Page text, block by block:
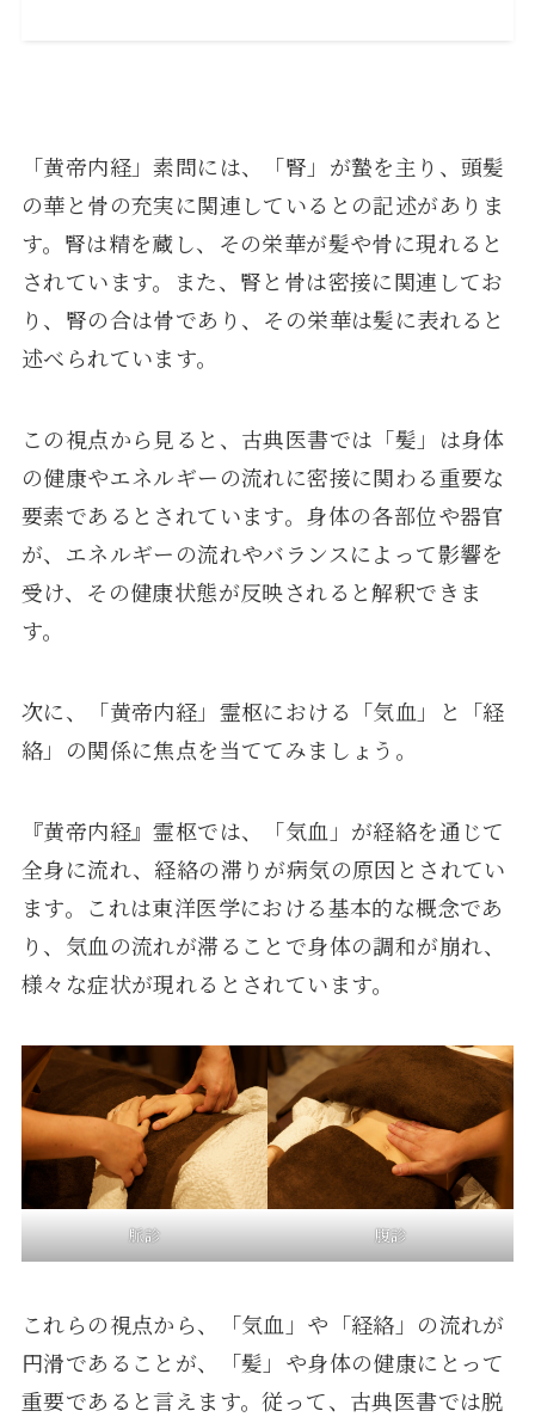
「黄帝内経」素問には、「腎」が蟄を主り、頭髪
の華と骨の充実に関連しているとの記述がありま
す。腎は精を蔵し、その栄華が髪や骨に現れると
されています。また、腎と骨は密接に関連してお
り、腎の合は骨であり、その栄華は髪に表れると
述べられています。
この視点から見ると、古典医書では「髪」は身体
の健康やエネルギーの流れに密接に関わる重要な
要素であるとされています。身体の各部位や器官
が、エネルギーの流れやバランスによって影響を
受け、その健康状態が反映されると解釈できま
す。
次に、「黄帝内経」霊枢における「気血」と「経
絡」の関係に焦点を当ててみましょう。
『黄帝内経』霊枢では、「気血」が経絡を通じて
全身に流れ、経絡の滞りが病気の原因とされてい
ます。これは東洋医学における基本的な概念であ
り、気血の流れが滞ることで身体の調和が崩れ、
様々な症状が現れるとされています。
脈診 腹診
これらの視点から、「気血」や「経絡」の流れが
円滑であることが、「髪」や身体の健康にとって
重要であると言えます。従って、古典医書では脱